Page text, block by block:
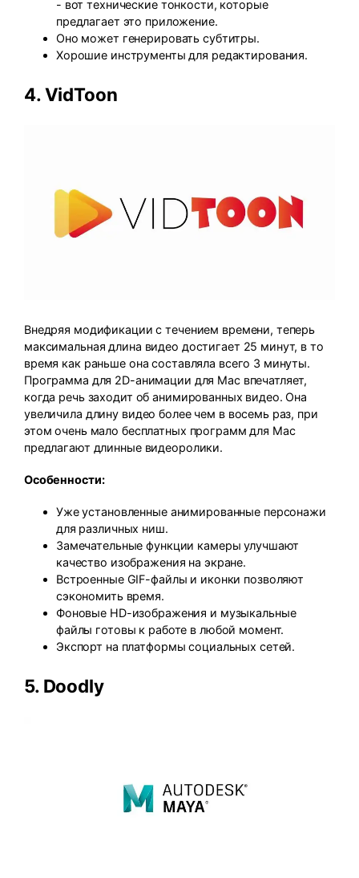
- вот технические тонкости, которые
предлагает это приложение.
Оно может генерировать субтитры.
Хорошие инструменты для редактирования.
4.VidToon
Внедряя модификации с течением времени, теперь
максимальная длина видео достигает 25 минут, в то
время как раньше она составляла всего 3 минуты.
Программа для 2D-анимации для Mac впечатляет,
когда речь заходит об анимированных видео. Она
увеличила длину видео более чем в восемь раз, при
этом очень мало бесплатных программ для Mac
предлагают длинные видеоролики.
Особенности:
Уже установленные анимированные персонажи
для различных ниш.
Замечательные функции камеры улучшают
качество изображения на экране.
Встроенные GIF-файлы и иконки позволяют
сэкономить время.
Фоновые HD-изображения и музыкальные
файлы готовы к работе в любой момент.
Экспорт на платформы социальных сетей.
5. Doodly